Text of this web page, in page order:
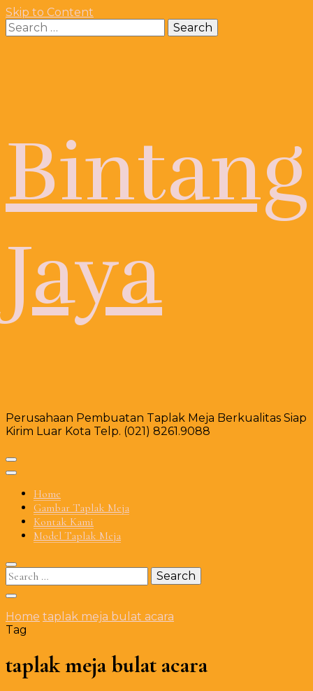
Skip to Content
Search
for:
Bintang
Jaya
Perusahaan Pembuatan Taplak Meja Berkualitas Siap
Kirim Luar Kota Telp. (021) 8261.9088
Home
Gambar Taplak Meja
Kontak Kami
Model Taplak Meja
Search
for:
Home taplak meja bulat acara
Tag
taplak meja bulat acara